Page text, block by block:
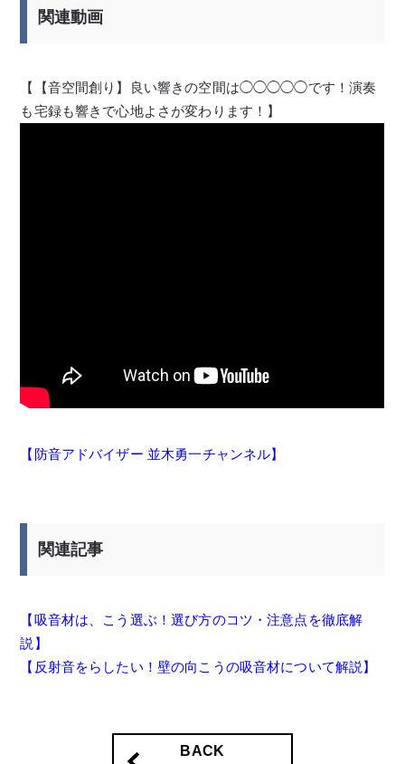
関連動画
【【音空間創り】良い響きの空間は◯◯◯◯◯です！演奏
も宅録も響きで心地よさが変わります！】
【防音アドバイザー 並木勇一チャンネル】
関連記事
【吸音材は、こう選ぶ！選び方のコツ・注意点を徹底解
説】
【反射音をらしたい！壁の向こうの吸音材について解説】
BACK